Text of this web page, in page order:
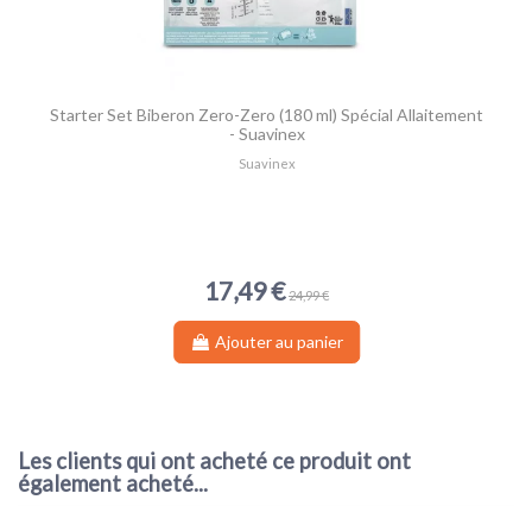
Starter Set Biberon Zero-Zero (180 ml) Spécial Allaitement
- Suavinex
Suavinex
17,49 € 24,99 €
Ajouter au panier
Les clients qui ont acheté ce produit ont
également acheté...